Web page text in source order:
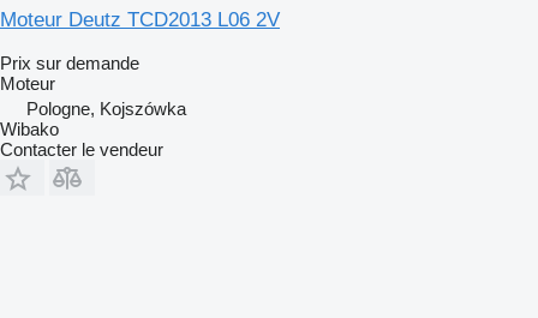
Moteur Deutz TCD2013 L06 2V
Prix sur demande
Moteur
Pologne, Kojszówka
Wibako
Contacter le vendeur